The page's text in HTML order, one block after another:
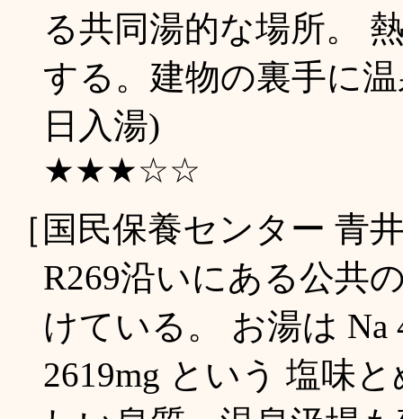
る共同湯的な場所。
する。建物の裏手に
日入湯)
★★★☆☆
［国民保養センター 青
R269沿いにある公共
けている。 お湯は Na
2619mg という 塩味